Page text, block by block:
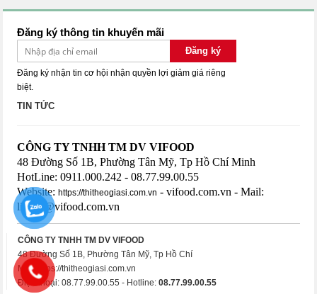
Đăng ký thông tin khuyến mãi
Đăng ký
Đăng ký nhận tin cơ hội nhận quyền lợi giảm giá riêng
biệt.
TIN TỨC
CÔNG TY TNHH TM DV VIFOOD
48 Đường Số 1B, Phường Tân Mỹ, Tp Hồ Chí Minh
HotLine: 0911.000.242 - 08.77.99.00.55
Website:https://thitheogiasi.com.vn - vifood.com.vn - Mail:
lienhe@vifood.com.vn
CÔNG TY TNHH TM DV VIFOOD
48 Đường Số 1B, Phường Tân Mỹ, Tp Hồ Chí
Minhhttps://thitheogiasi.com.vn
Điện thoại: 08.77.99.00.55 - Hotline:08.77.99.00.55